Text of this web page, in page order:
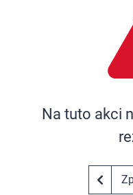
Na tuto akci